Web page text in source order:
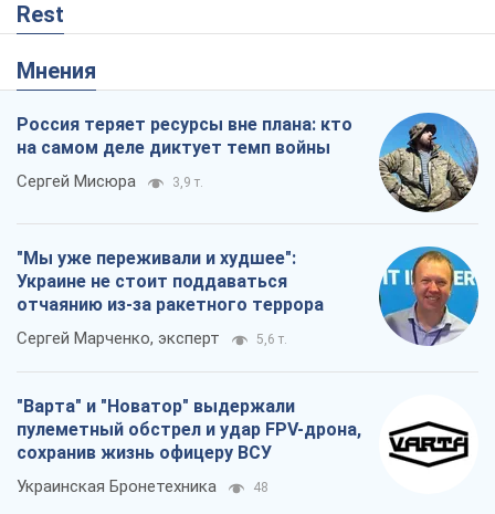
Rest
Мнения
Россия теряет ресурсы вне плана: кто
на самом деле диктует темп войны
Сергей Мисюра 3,9 т.
"Мы уже переживали и худшее":
Украине не стоит поддаваться
отчаянию из-за ракетного террора
Сергей Марченко, эксперт 5,6 т.
"Варта" и "Новатор" выдержали
пулеметный обстрел и удар FPV-дрона,
сохранив жизнь офицеру ВСУ
Украинская Бронетехника 48